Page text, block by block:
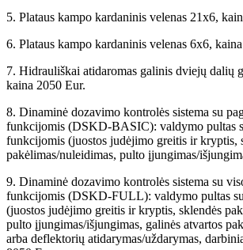
5. Plataus kampo kardaninis velenas 21x6,
6. Plataus kampo kardaninis velenas 6x6,
7. Hidrauliškai atidaromas galinis dviejų dalių
kaina 2050 Eur.
8. Dinaminė dozavimo kontrolės sistema su
funkcijomis (DSKD-BASIC): valdymo pultas
funkcijomis (juostos judėjimo greitis ir kryptis,
pakėlimas/nuleidimas, pulto įjungimas/
9. Dinaminė dozavimo kontrolės sistema su
funkcijomis (DSKD-FULL): valdymo pultas
(juostos judėjimo greitis ir kryptis, sklendės
pulto įjungimas/išjungimas, galinės atvartos
arba deflektorių atidarymas/uždarymas,